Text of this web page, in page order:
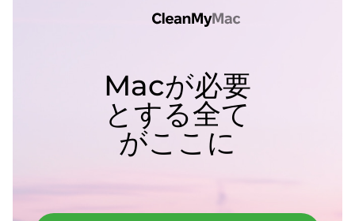
Macが必要
とする全て
がここに